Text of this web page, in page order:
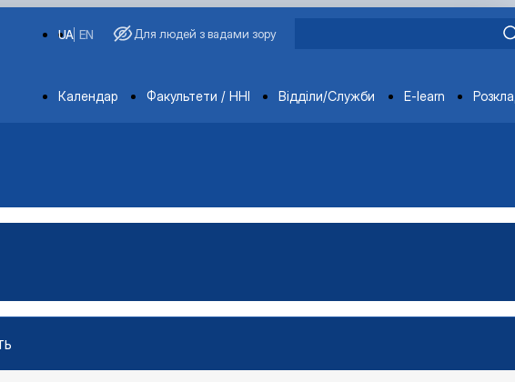
EN
UA Для людей з вадами зору
Departments
Календар Факультети / ННІ Відділи/Служби E-learn